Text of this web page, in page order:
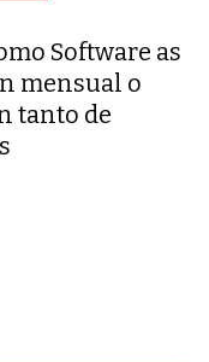
Software as
mensual o
tanto de